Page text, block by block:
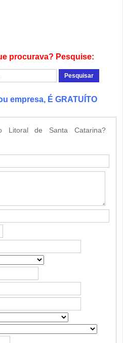
procurava? Pesquise:
empresa, É GRATUÍTO
Litoral de Santa Catarina?